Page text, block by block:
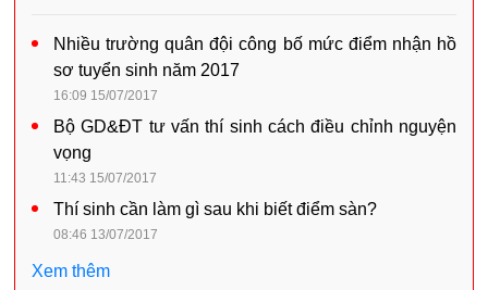
Nhiều trường quân đội công bố mức điểm nhận hồ
sơ tuyển sinh năm 2017
16:09 15/07/2017
Bộ GD&ĐT tư vấn thí sinh cách điều chỉnh nguyện
vọng
11:43 15/07/2017
Thí sinh cần làm gì sau khi biết điểm sàn?
08:46 13/07/2017
Xem thêm